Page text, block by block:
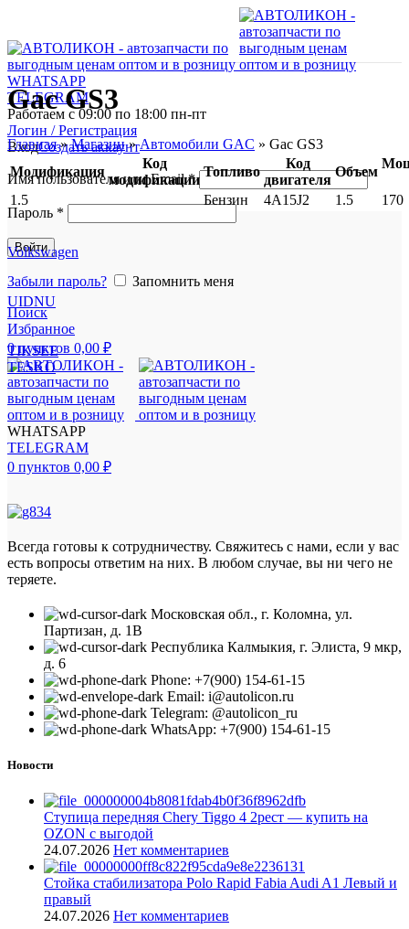
WHATSAPP
TELEGRAM
Работаем с 09:00 по 18:00 пн-пт
Логин / Регистрация
ВходСоздать аккаунт
Имя пользователя или Email*
Пароль *
Войти
Забыли пароль?
Запомнить меня
Поиск
Избранное
0пунктов 0,00 ₽
WHATSAPP
TELEGRAM
0 пунктов 0,00 ₽
Gac GS3
Главная»Магазин»Автомобили GAC » Gac GS3
Модификация
Код
модификации
Топливо
Код
двигателя
Объем
1.5 Бензин 4A15J2 1.5 170
Volkswagen
UIDNU
TIKSEE
TESKO
Всегда готовы к сотрудничеству. Свяжитесь с нами, если у вас
есть вопросы ответим на них. В любом случае, вы ни чего не
теряете.
Московская обл., г. Коломна, ул.
Партизан, д. 1В
Республика Калмыкия, г. Элиста, 9 мкр,
д. 6
Phone: +7(900) 154-61-15
Email: i@autolicon.ru
Telegram: @autolicon_ru
WhatsApp: +7(900) 154-61-15
Новости
Ступица передняя Chery Tiggo 4 2рест — купить на
OZON с выгодой
24.07.2026 Нет комментариев
Стойка стабилизатора Polo Rapid Fabia Audi A1 Левый и
правый
24.07.2026 Нет комментариев